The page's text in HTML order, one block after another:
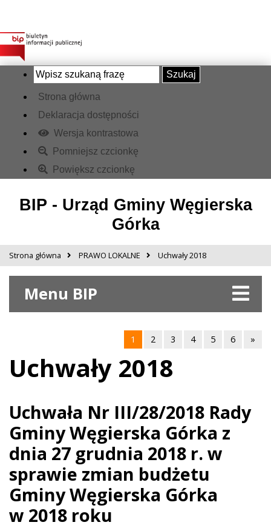
Szukaj
Strona główna
Deklaracja dostępności
Wersja kontrastowa
Pomniejsz czcionkę
Powiększ czcionkę
BIP - Urząd Gminy Węgierska
Górka
Strona główna PRAWO LOKALNE Uchwały 2018
Menu BIP
1 2 3 4 5 6 »
Uchwały 2018
Uchwała Nr III/28/2018 Rady
Gminy Węgierska Górka z
dnia 27 grudnia 2018 r. w
sprawie zmian budżetu
Gminy Węgierska Górka
w 2018 roku